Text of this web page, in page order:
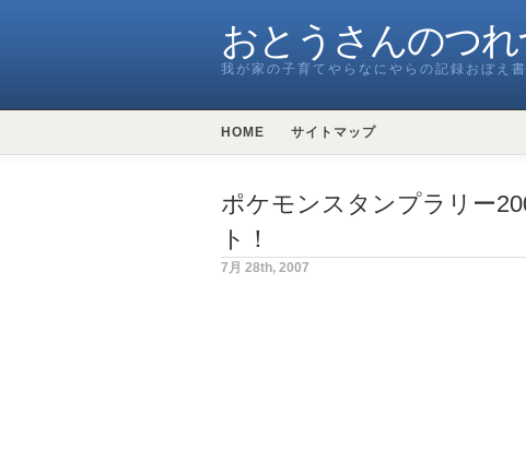
おとうさんのつ
我が家の子育てやらなにやらの記録おぼえ書
HOME サイトマップ
ポケモンスタンプラリー
ト！
7月 28th, 2007